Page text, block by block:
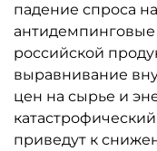
падение спроса
российской
выравнивание
цен на сырье и
приведут к